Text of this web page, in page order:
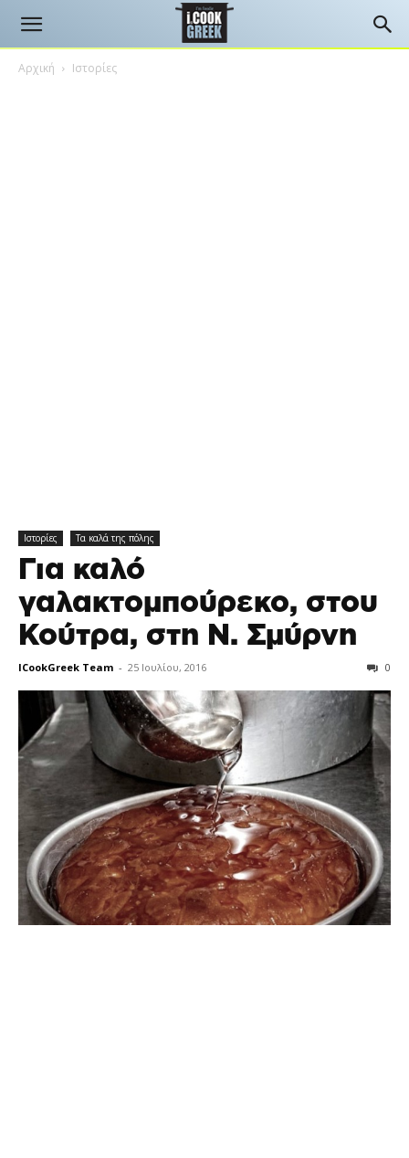
Αρχική Ιστορίες
Ιστορίες Τα καλά της πόλης
Για καλό
γαλακτομπούρεκο, στου
Κούτρα, στη Ν. Σμύρνη
ICookGreek Team - 25 Ιουλίου, 2016 0